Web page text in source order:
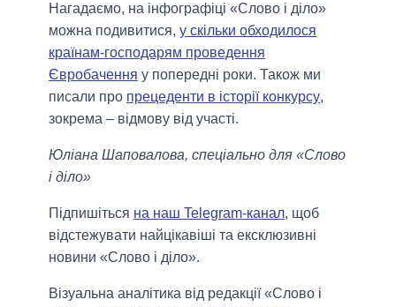
Нагадаємо, на інфографіці «Слово і діло»
можна подивитися, у скільки обходилося
країнам-господарям проведення
Євробачення у попередні роки. Також ми
писали про прецеденти в історії конкурсу,
зокрема – відмову від участі.
Юліана Шаповалова, спеціально для «Слово
і діло»
Підпишіться на наш Telegram-канал, щоб
відстежувати найцікавіші та ексклюзивні
новини «Слово і діло».
Візуальна аналітика від редакції «Слово і